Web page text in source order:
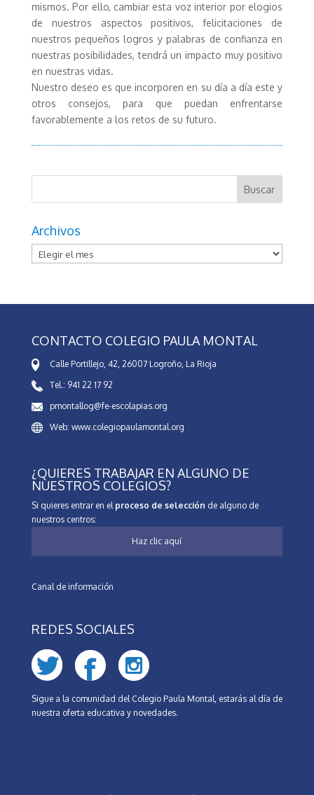
mismos. Por ello, cambiar esta voz interior por elogios
de nuestros aspectos positivos, felicitaciones de
nuestros pequeños logros y palabras de confianza en
nuestras posibilidades, tendrá un impacto muy positivo
en nuestras vidas.
Nuestro deseo es que incorporen en su día a día este y
otros consejos, para que puedan enfrentarse
favorablemente a los retos de su futuro.
Archivos
Archivos
CONTACTO COLEGIO PAULA MONTAL
Calle Portillejo, 42, 26007 Logroño, La Rioja
Tel.: 941 22 17 92
pmontallog@fe-escolapias.org
Web: www.colegiopaulamontal.org
¿QUIERES TRABAJAR EN ALGUNO DE
NUESTROS COLEGIOS?
Si quieres entrar en el proceso de selección de alguno de
nuestros centros:
Haz clic aquí
Canal de información
REDES SOCIALES
Sigue a la comunidad del Colegio Paula Montal, estarás al día de
nuestra oferta educativa y novedades.